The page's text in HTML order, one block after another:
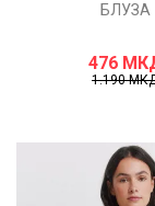
БЛУЗА
476
1.190